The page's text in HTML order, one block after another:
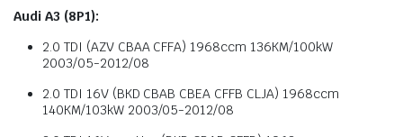
Audi A3 (8P1):
2.0 TDI (AZV CBAA CFFA) 1968ccm 136KM/100kW
2003/05-2012/08
2.0 TDI 16V (BKD CBAB CBEA CFFB CLJA) 1968ccm
140KM/103kW 2003/05-2012/08